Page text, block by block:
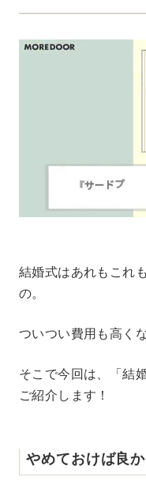
結婚式はあれもこれ
の。
ついつい費用も高く
そこで今回は、「結
ご紹介します！
やめておけば良